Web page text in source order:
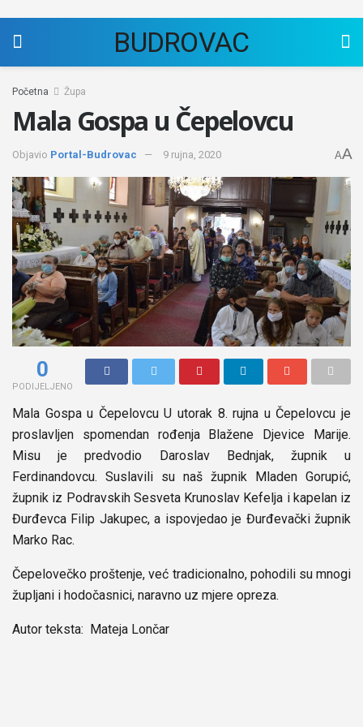
BUDROVAC
Početna Župa
Mala Gospa u Čepelovcu
Objavio Portal-Budrovac 9 rujna, 2020 AA
0
PODIJELJENO
Mala Gospa u Čepelovcu U utorak 8. rujna u Čepelovcu je
proslavljen spomendan rođenja Blažene Djevice Marije.
Misu je predvodio Daroslav Bednjak, župnik u
Ferdinandovcu. Suslavili su naš župnik Mladen Gorupić,
župnik iz Podravskih Sesveta Krunoslav Kefelja i kapelan iz
Đurđevca Filip Jakupec, a ispovjedao je Đurđevački župnik
Marko Rac.
Čepelovečko proštenje, već tradicionalno, pohodili su mnogi
župljani i hodočasnici, naravno uz mjere opreza.
Autor teksta: Mateja Lončar